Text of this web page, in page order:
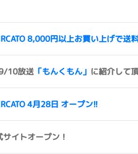
8,000円以上お買い上げで送
10放送 「もんくもん」 に紹介して
4月28日 オープン!!
イトオープン！